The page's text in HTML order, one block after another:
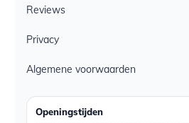
Reviews
Privacy
Algemene voorwaarden
Openingstijden